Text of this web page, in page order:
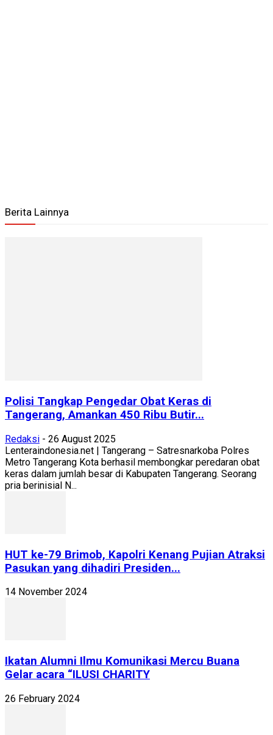
Berita Lainnya
Polisi Tangkap Pengedar Obat Keras di
Tangerang, Amankan 450 Ribu Butir...
Redaksi - 26 August 2025
Lenteraindonesia.net | Tangerang – Satresnarkoba Polres
Metro Tangerang Kota berhasil membongkar peredaran obat
keras dalam jumlah besar di Kabupaten Tangerang. Seorang
pria berinisial N...
HUT ke-79 Brimob, Kapolri Kenang Pujian Atraksi
Pasukan yang dihadiri Presiden...
14 November 2024
Ikatan Alumni Ilmu Komunikasi Mercu Buana
Gelar acara “ILUSI CHARITY
26 February 2024